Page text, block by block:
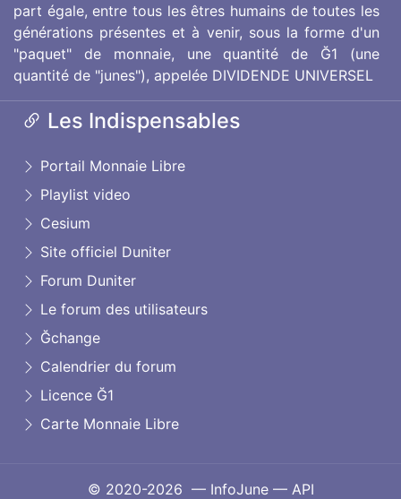
part égale, entre tous les êtres humains de toutes les
générations présentes et à venir, sous la forme d'un
"paquet" de monnaie, une quantité de Ğ1 (une
quantité de "junes"), appelée DIVIDENDE UNIVERSEL
Les Indispensables
Portail Monnaie Libre
Playlist video
Cesium
Site officiel Duniter
Forum Duniter
Le forum des utilisateurs
Ğchange
Calendrier du forum
Licence Ğ1
Carte Monnaie Libre
© 2020-2026 — InfoJune — API